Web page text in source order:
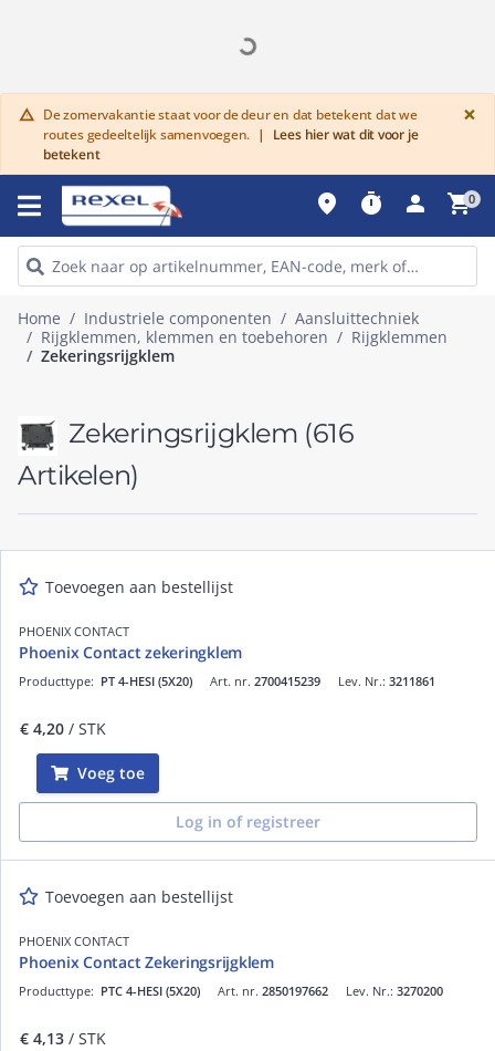
warning De zomervakantie staat voor de deur en dat betekent dat we
routes gedeeltelijk samenvoegen. |
Lees hier wat dit voor je
betekent
×
place timer person shopping_cart0
Home Industriele componenten
Aansluittechniek
Rijgklemmen, klemmen en toebehoren
Rijgklemmen
Zekeringsrijgklem
Zekeringsrijgklem (616
Artikelen)
Toevoegen aan bestellijst
PHOENIX CONTACT
Phoenix Contact zekeringklem
Art. nr. 2700415239
Producttype: PT 4-HESI (5X20) Lev. Nr.: 3211861
€ 4,20 / STK
Voeg toe
Log in of registreer
Toevoegen aan bestellijst
PHOENIX CONTACT
Phoenix Contact Zekeringsrijgklem
Art. nr. 2850197662
Producttype: PTC 4-HESI (5X20) Lev. Nr.: 3270200
€ 4,13 / STK